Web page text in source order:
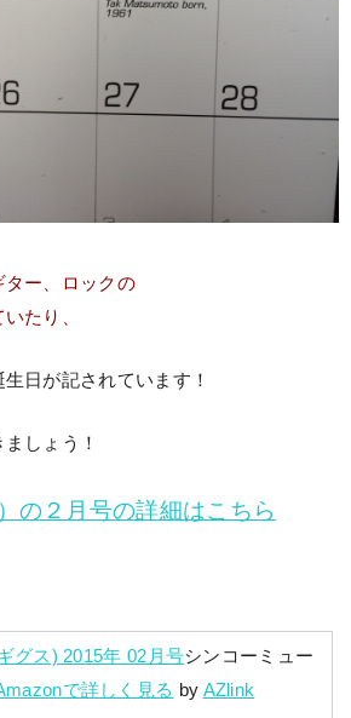
ター、ロックの
たり、
日が記されています！
しょう！
の２月号の詳細はこちら
グス) 2015年 02月号シンコーミュー
で詳しく見る by AZlink